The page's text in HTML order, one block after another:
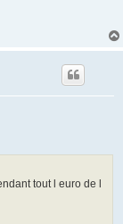
tout l euro de l